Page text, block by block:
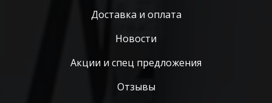
Доставка и оплата
Новости
Акции и спец предложения
Отзывы